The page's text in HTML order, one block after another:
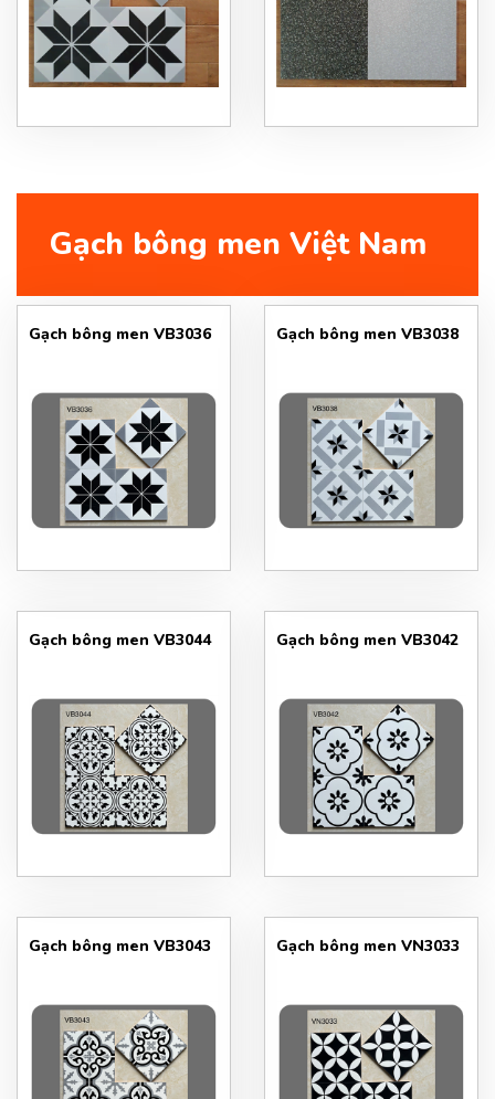
Gạch bông men Việt Nam
Gạch bông men VB3036 Gạch bông men VB3038
Gạch bông men VB3044 Gạch bông men VB3042
Gạch bông men VB3043 Gạch bông men VN3033